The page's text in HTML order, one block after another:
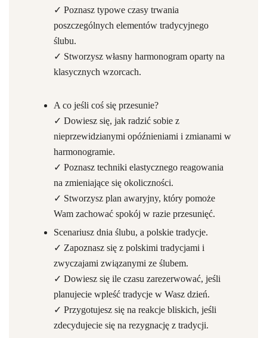
✓ Poznasz typowe czasy trwania
poszczególnych elementów tradycyjnego
ślubu.
✓ Stworzysz własny harmonogram oparty na
klasycznych wzorcach.
A co jeśli coś się przesunie?
✓ Dowiesz się, jak radzić sobie z
nieprzewidzianymi opóźnieniami i zmianami w
harmonogramie.
✓ Poznasz techniki elastycznego reagowania
na zmieniające się okoliczności.
✓ Stworzysz plan awaryjny, który pomoże
Wam zachować spokój w razie przesunięć.
Scenariusz dnia ślubu, a polskie tradycje.
✓ Zapoznasz się z polskimi tradycjami i
zwyczajami związanymi ze ślubem.
✓ Dowiesz się ile czasu zarezerwować, jeśli
planujecie wpleść tradycje w Wasz dzień.
✓ Przygotujesz się na reakcje bliskich, jeśli
zdecydujecie się na rezygnację z tradycji.